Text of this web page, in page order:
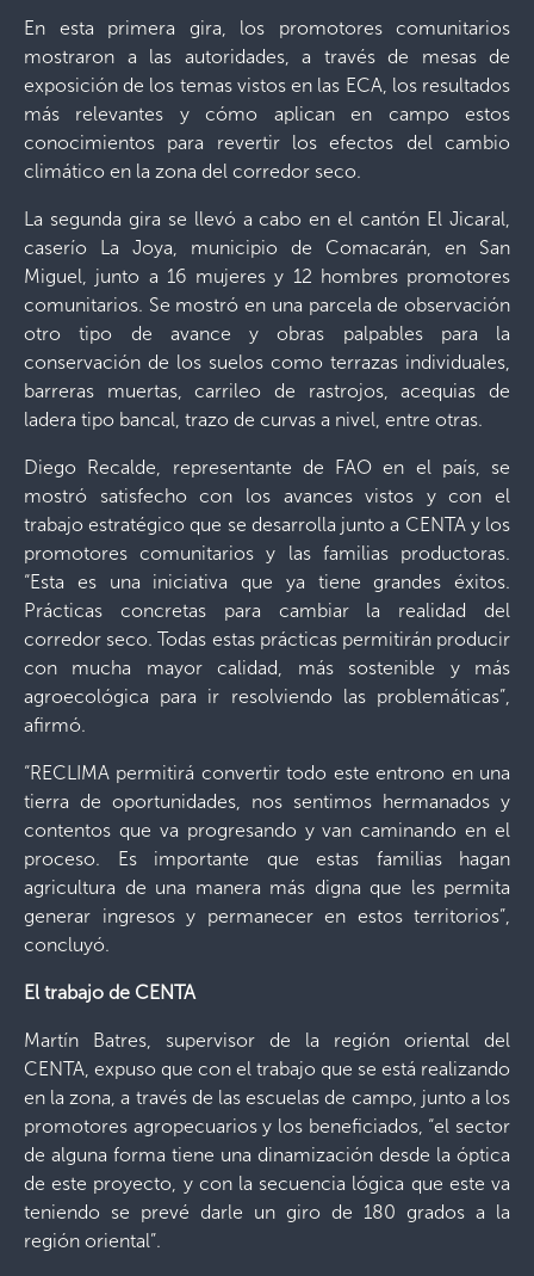
En esta primera gira, los promotores comunitarios
mostraron a las autoridades, a través de mesas de
exposición de los temas vistos en las ECA, los resultados
más relevantes y cómo aplican en campo estos
conocimientos para revertir los efectos del cambio
climático en la zona del corredor seco.
La segunda gira se llevó a cabo en el cantón El Jicaral,
caserío La Joya, municipio de Comacarán, en San
Miguel, junto a 16 mujeres y 12 hombres promotores
comunitarios. Se mostró en una parcela de observación
otro tipo de avance y obras palpables para la
conservación de los suelos como terrazas individuales,
barreras muertas, carrileo de rastrojos, acequias de
ladera tipo bancal, trazo de curvas a nivel, entre otras.
Diego Recalde, representante de FAO en el país, se
mostró satisfecho con los avances vistos y con el
trabajo estratégico que se desarrolla junto a CENTA y los
promotores comunitarios y las familias productoras.
“Esta es una iniciativa que ya tiene grandes éxitos.
Prácticas concretas para cambiar la realidad del
corredor seco. Todas estas prácticas permitirán producir
con mucha mayor calidad, más sostenible y más
agroecológica para ir resolviendo las problemáticas”,
afirmó.
“RECLIMA permitirá convertir todo este entrono en una
tierra de oportunidades, nos sentimos hermanados y
contentos que va progresando y van caminando en el
proceso. Es importante que estas familias hagan
agricultura de una manera más digna que les permita
generar ingresos y permanecer en estos territorios”,
concluyó.
El trabajo de CENTA
Martín Batres, supervisor de la región oriental del
CENTA, expuso que con el trabajo que se está realizando
en la zona, a través de las escuelas de campo, junto a los
promotores agropecuarios y los beneficiados, “el sector
de alguna forma tiene una dinamización desde la óptica
de este proyecto, y con la secuencia lógica que este va
teniendo se prevé darle un giro de 180 grados a la
región oriental”.